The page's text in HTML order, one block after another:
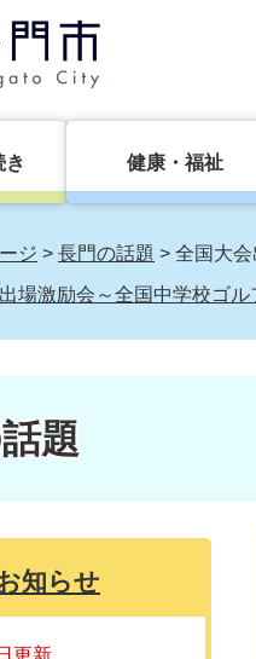
き 健康・福祉
ジ > 長門の話題 > 全国大
場激励会～全国中学校ゴ
題
知らせ
更新